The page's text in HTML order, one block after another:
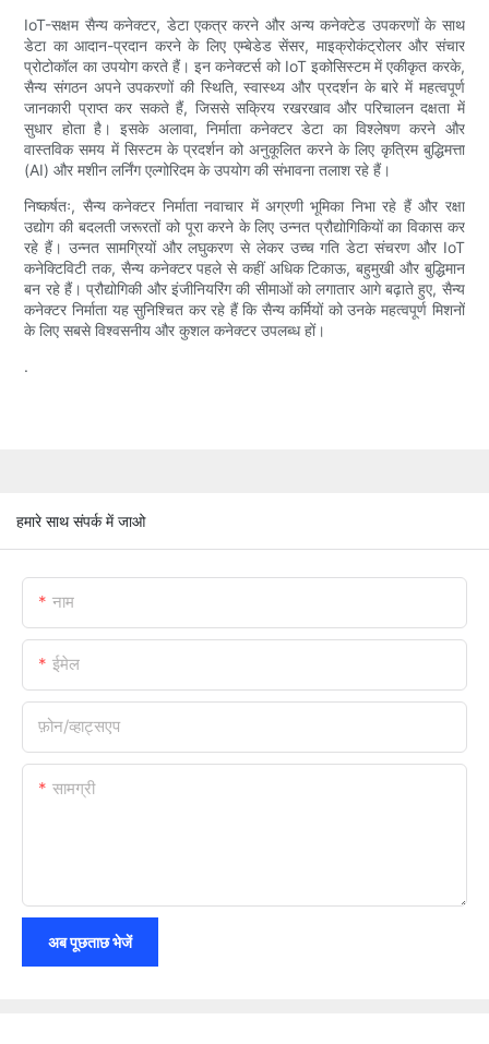
IoT-सक्षम सैन्य कनेक्टर, डेटा एकत्र करने और अन्य कनेक्टेड उपकरणों के साथ
डेटा का आदान-प्रदान करने के लिए एम्बेडेड सेंसर, माइक्रोकंट्रोलर और संचार
प्रोटोकॉल का उपयोग करते हैं। इन कनेक्टर्स को IoT इकोसिस्टम में एकीकृत करके,
सैन्य संगठन अपने उपकरणों की स्थिति, स्वास्थ्य और प्रदर्शन के बारे में महत्वपूर्ण
जानकारी प्राप्त कर सकते हैं, जिससे सक्रिय रखरखाव और परिचालन दक्षता में
सुधार होता है। इसके अलावा, निर्माता कनेक्टर डेटा का विश्लेषण करने और
वास्तविक समय में सिस्टम के प्रदर्शन को अनुकूलित करने के लिए कृत्रिम बुद्धिमत्ता
(AI) और मशीन लर्निंग एल्गोरिदम के उपयोग की संभावना तलाश रहे हैं।
निष्कर्षतः, सैन्य कनेक्टर निर्माता नवाचार में अग्रणी भूमिका निभा रहे हैं और रक्षा
उद्योग की बदलती जरूरतों को पूरा करने के लिए उन्नत प्रौद्योगिकियों का विकास कर
रहे हैं। उन्नत सामग्रियों और लघुकरण से लेकर उच्च गति डेटा संचरण और IoT
कनेक्टिविटी तक, सैन्य कनेक्टर पहले से कहीं अधिक टिकाऊ, बहुमुखी और बुद्धिमान
बन रहे हैं। प्रौद्योगिकी और इंजीनियरिंग की सीमाओं को लगातार आगे बढ़ाते हुए, सैन्य
कनेक्टर निर्माता यह सुनिश्चित कर रहे हैं कि सैन्य कर्मियों को उनके महत्वपूर्ण मिशनों
के लिए सबसे विश्वसनीय और कुशल कनेक्टर उपलब्ध हों।
.
हमारे साथ संपर्क में जाओ
नाम
ईमेल
फ़ोन/व्हाट्सएप
सामग्री
अब पूछताछ भेजें